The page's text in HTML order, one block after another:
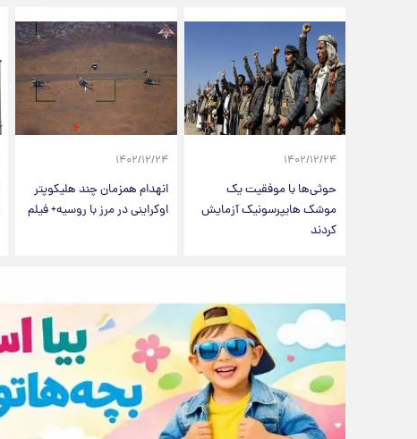
۱۴۰۲/۱۲/۲۴
حوثی‌ها با موفقیت یک
موشک هایپرسونیک آزمایش
کردند
۱۴۰۲/۱۲/۲۴
انهدام همزمان چند هلیکوپتر‌
اوکراینی در مرز با روسیه+ فیلم